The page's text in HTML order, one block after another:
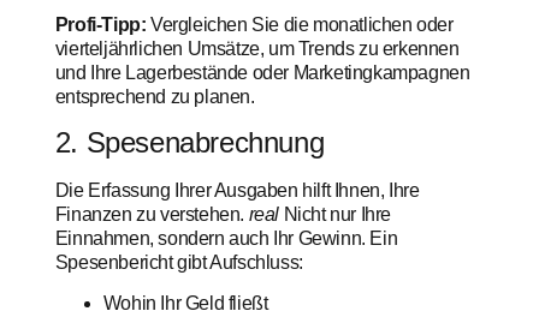
Profi-Tipp: Vergleichen Sie die monatlichen oder
vierteljährlichen Umsätze, um Trends zu erkennen
und Ihre Lagerbestände oder Marketingkampagnen
entsprechend zu planen.
2. Spesenabrechnung
Die Erfassung Ihrer Ausgaben hilft Ihnen, Ihre
Finanzen zu verstehen. real Nicht nur Ihre
Einnahmen, sondern auch Ihr Gewinn. Ein
Spesenbericht gibt Aufschluss:
Wohin Ihr Geld fließt